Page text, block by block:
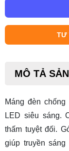
TƯ
MÔ TẢ
Máng đèn chống
LED siêu sáng.
thấm tuyệt đối.
giúp truyền